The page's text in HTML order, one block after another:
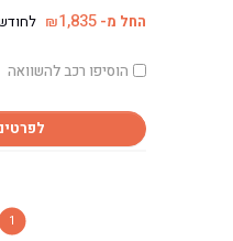
החל מ- ₪1,835
הוסיפו רכב להשוואה
1